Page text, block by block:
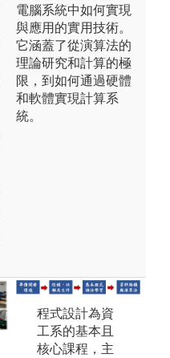
電腦系統中如何實現
與應用的實用技術。
它涵蓋了從演算法的
理論研究和計算的極
限，到如何通過硬體
和軟體實現計算系
統。
本系特別重視
程式設計為資
工系的基本且
核心課程，主